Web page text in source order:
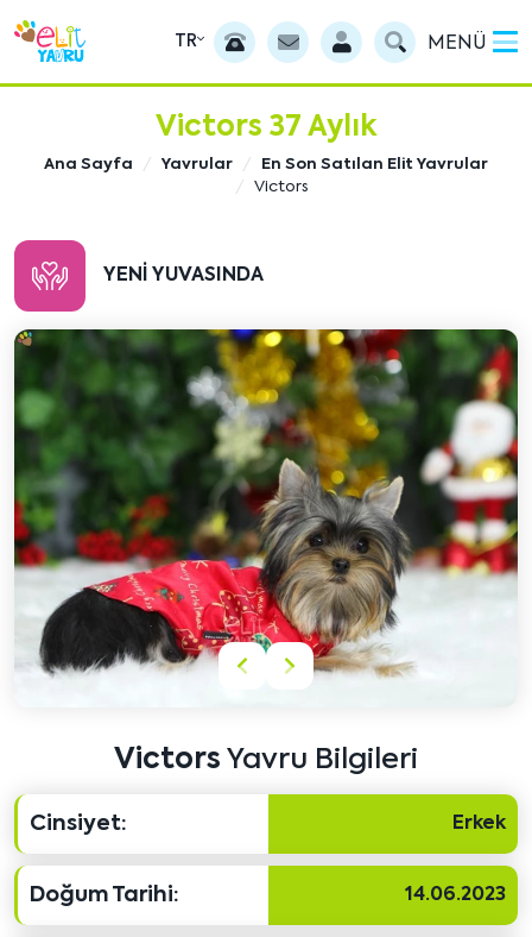
TR MENÜ
Victors 37 Aylık
Ana Sayfa Yavrular
En Son Satılan Elit Yavrular
Victors
YENI YUVASINDA
ÖncekiSonraki
Victors Yavru Bilgileri
Cinsiyet: Erkek
Doğum Tarihi: 14.06.2023